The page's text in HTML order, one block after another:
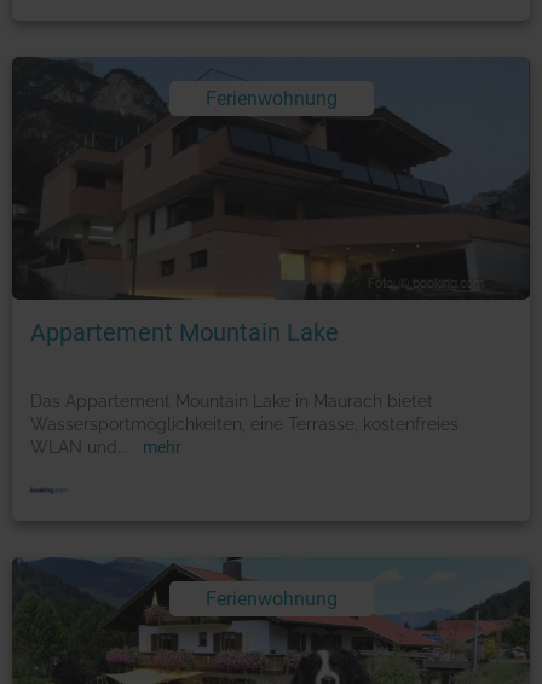
Ferienwohnung
Foto: © booking.com
Appartement Mountain Lake
Das Appartement Mountain Lake in Maurach bietet
Wassersportmöglichkeiten, eine Terrasse, kostenfreies
WLAN und
mehr
Ferienwohnung